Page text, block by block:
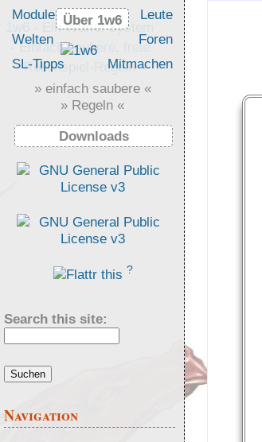
1w6 - Ein Würfel System
- Einfach saubere, freie
Rollenspiel-Regeln
Über 1w6
Module
Leute
Welten
Foren
SL-Tipps
Mitmachen
» einfach saubere «
» Regeln «
Über 1w6
Downloads
?
Search this site:
Navigation